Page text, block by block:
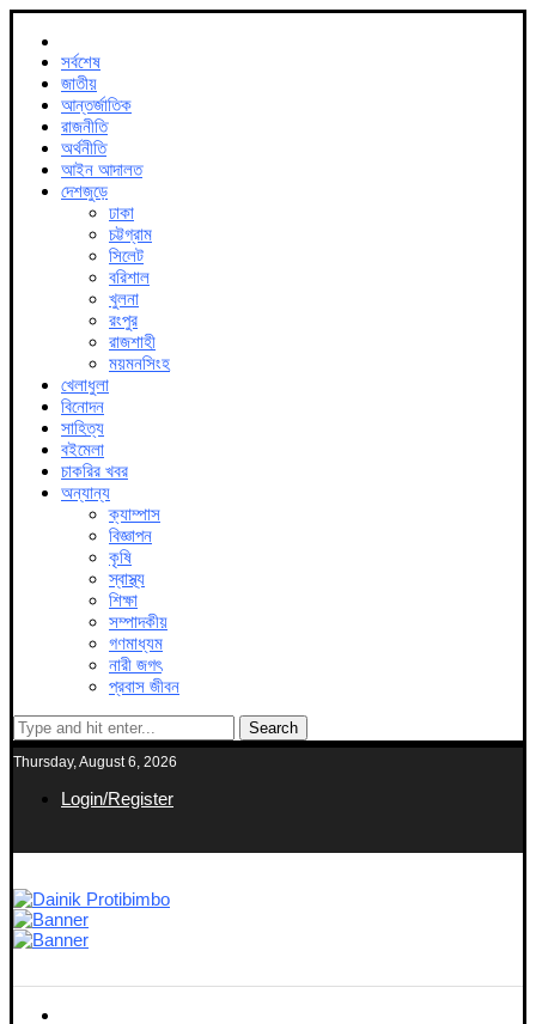
সর্বশেষ
জাতীয়
আন্তর্জাতিক
রাজনীতি
অর্থনীতি
আইন আদালত
দেশজুড়ে
ঢাকা
চট্টগ্রাম
সিলেট
বরিশাল
খুলনা
রংপুর
রাজশাহী
ময়মনসিংহ
খেলাধুলা
বিনোদন
সাহিত্য
বইমেলা
চাকরির খবর
অন্যান্য
ক্যাম্পাস
বিজ্ঞাপন
কৃষি
স্বাস্থ্য
শিক্ষা
সম্পাদকীয়
গণমাধ্যম
নারী জগৎ
প্রবাস জীবন
Search
Thursday, August 6, 2026
Login/Register